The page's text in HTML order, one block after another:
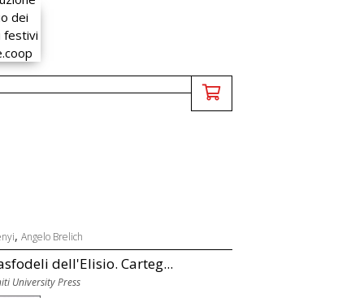
, Angelo Brelich
dell'Elisio. Carteg...
University Press